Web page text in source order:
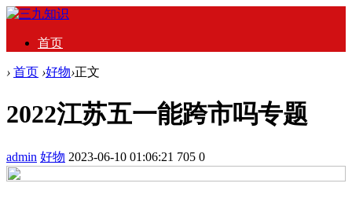
首页
› 首页 ›好物›正文
2022江苏五一能跨市吗专题
admin 好物 2023-06-10 01:06:21 705 0